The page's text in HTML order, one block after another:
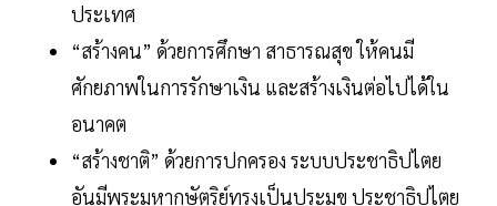
ประเทศ
“สร้างคน” ด้วยการศึกษา สาธารณสุข ให้คนมี
ศักยภาพในการรักษาเงิน และสร้างเงินต่อไปได้ใน
อนาคต
“สร้างชาติ” ด้วยการปกครอง ระบบประชาธิปไตย
อันมีพระมหากษัตริย์ทรงเป็นประมุข ประชาธิปไตย